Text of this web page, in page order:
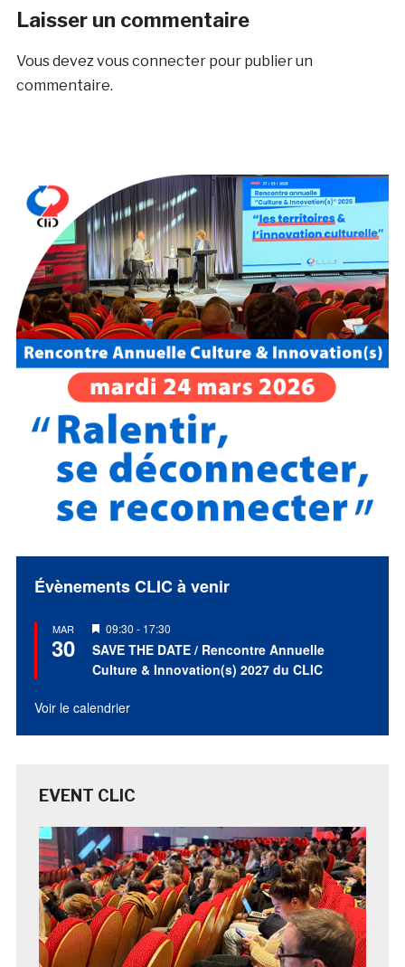
Laisser un commentaire
Vous devezvous connecterpour publier un
commentaire.
Évènements CLIC à venir
MAR
30
Mis
en
avant
09:30 - 17:30
SAVE THE DATE / Rencontre Annuelle
Culture & Innovation(s) 2027 du CLIC
Voir le calendrier
EVENT CLIC